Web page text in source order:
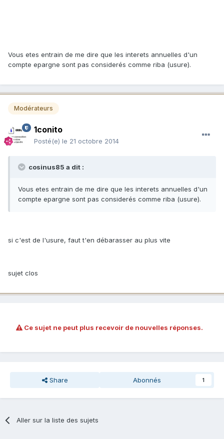
Vous etes entrain de me dire que les interets annuelles d'un
compte epargne sont pas considerés comme riba (usure).
Modérateurs
1conito
Posté(e) le 21 octobre 2014
cosinus85 a dit :
Vous etes entrain de me dire que les interets annuelles d'un
compte epargne sont pas considerés comme riba (usure).
si c'est de l'usure, faut t'en débarasser au plus vite
sujet clos
Ce sujet ne peut plus recevoir de nouvelles réponses.
Share Abonnés 1
Aller sur la liste des sujets